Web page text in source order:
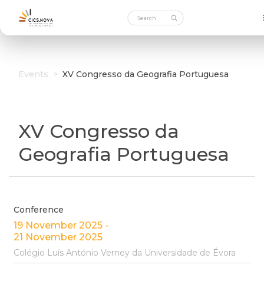
Events > XV Congresso da Geografia Portuguesa
XV Congresso da
Geografia Portuguesa
Conference
19 November 2025 -
21 November 2025
Colégio Luís António Verney da Universidade de Évora